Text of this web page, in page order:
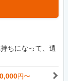
ちになって、遺
円〜